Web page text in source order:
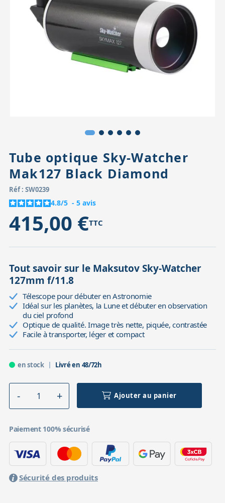
Accessoires pour montures
Têtes
Pièces détachées
Tube optique Sky-Watcher
Mak127 Black Diamond
Réf : SW0239
4.8/5 - 5 avis
415,00 €TTC
Tout savoir sur le Maksutov Sky-Watcher
127mm f/11.8
Télescope pour débuter en Astronomie
Idéal sur les planètes, la Lune et débuter en observation
du ciel profond
Optique de qualité. Image très nette, piquée, contrastée
Facile à transporter, léger et compact
en stock Livré en 48/72h
Ajouter au panier
Paiement 100% sécurisé
Sécurité des produits